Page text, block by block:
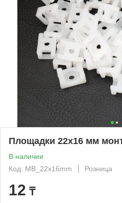
Площадки 22х16 мм
В наличии
Код: MB_22x16mm
Розница
12 ₸